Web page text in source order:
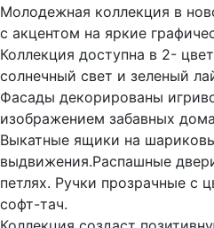
Молодежная коллекция в
с акцентом на яркие
Коллекция доступна в 2-
солнечный свет и зеленый
Фасады декорированы
изображением забавных
Выкатные ящики на
выдвижения.Распашные
петлях. Ручки прозрачные с
софт-тач.